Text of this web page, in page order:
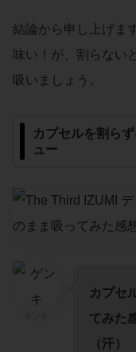
結論から申し上げま
味い！が、割らない
吸いましょう。
カプセルを割ら
ュー
カプセ
てみた
（汗）